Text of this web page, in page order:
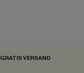
GRATIS VERSAND